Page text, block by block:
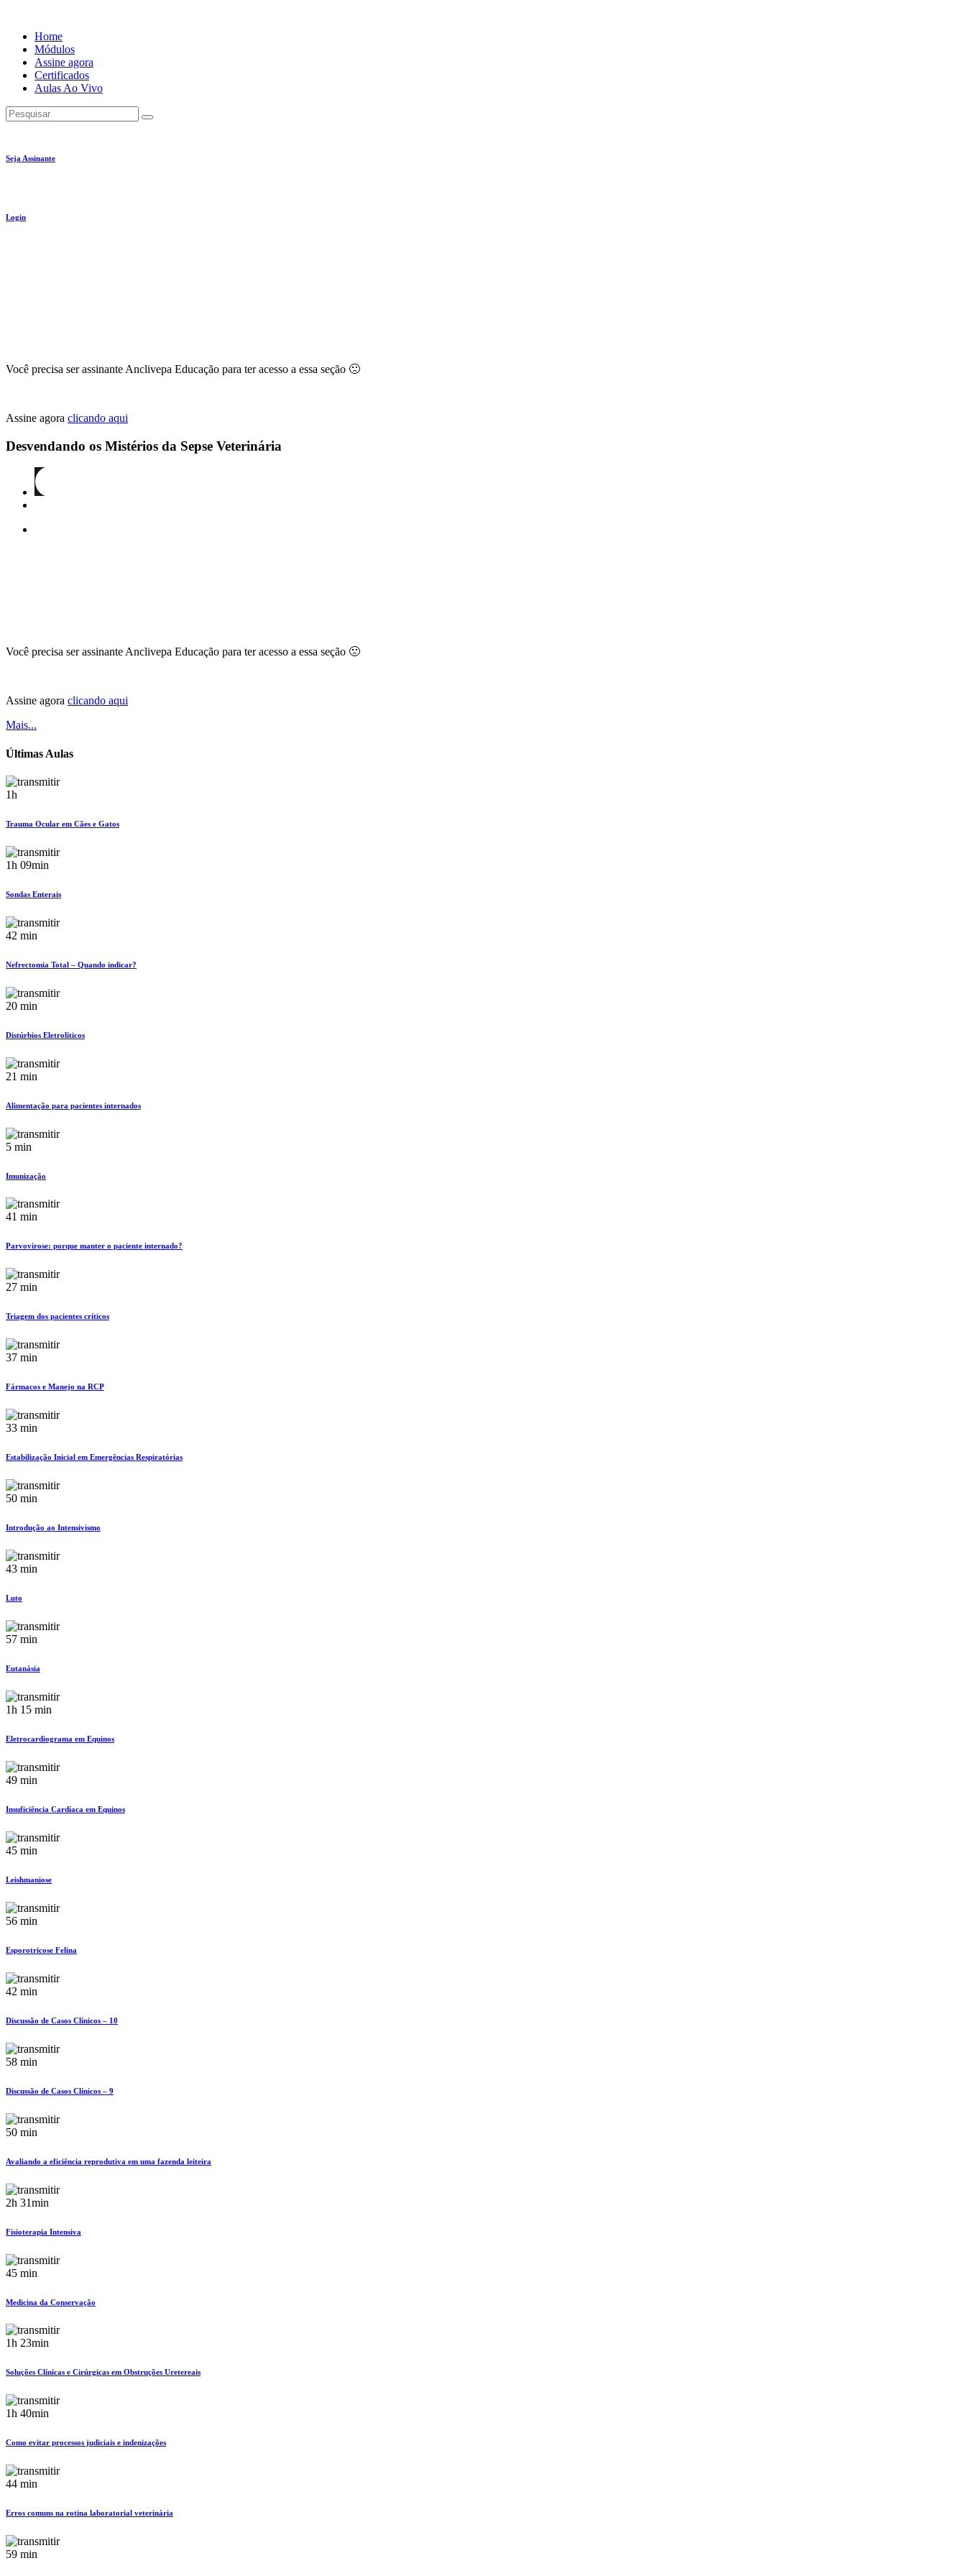
conteúdo
Home
Módulos
Assine agora
Certificados
Aulas Ao Vivo
Pesquisar
Seja Assinante
Login
Você precisa ser assinante Anclivepa Educação para ter acesso a essa seção 🙁
Assine agora clicando aqui
Desvendando os Mistérios da Sepse Veterinária
Você precisa ser assinante Anclivepa Educação para ter acesso a essa seção 🙁
Assine agora clicando aqui
Mais...
Últimas Aulas
1h
Trauma Ocular em Cães e Gatos
1h 09min
Sondas Enterais
42 min
Nefrectomia Total – Quando indicar?
20 min
Distúrbios Eletrolíticos
21 min
Alimentação para pacientes internados
5 min
Imunização
41 min
Parvovirose: porque manter o paciente internado?
27 min
Triagem dos pacientes críticos
37 min
Fármacos e Manejo na RCP
33 min
Estabilização Inicial em Emergências Respiratórias
50 min
Introdução ao Intensivismo
43 min
Luto
57 min
Eutanásia
1h 15 min
Eletrocardiograma em Equinos
49 min
Insuficiência Cardíaca em Equinos
45 min
Leishmaniose
56 min
Esporotricose Felina
42 min
Discussão de Casos Clínicos – 10
58 min
Discussão de Casos Clínicos – 9
50 min
Avaliando a eficiência reprodutiva em uma fazenda leiteira
2h 31min
Fisioterapia Intensiva
45 min
Medicina da Conservação
1h 23min
Soluções Clínicas e Cirúrgicas em Obstruções Uretereais
1h 40min
Como evitar processos judiciais e indenizações
44 min
Erros comuns na rotina laboratorial veterinária
59 min